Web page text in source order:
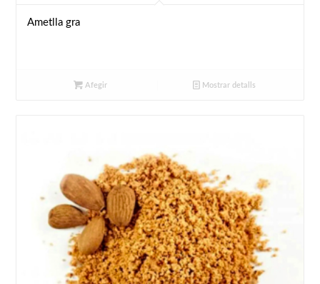
Ametlla gra
Afegir Mostrar detalls